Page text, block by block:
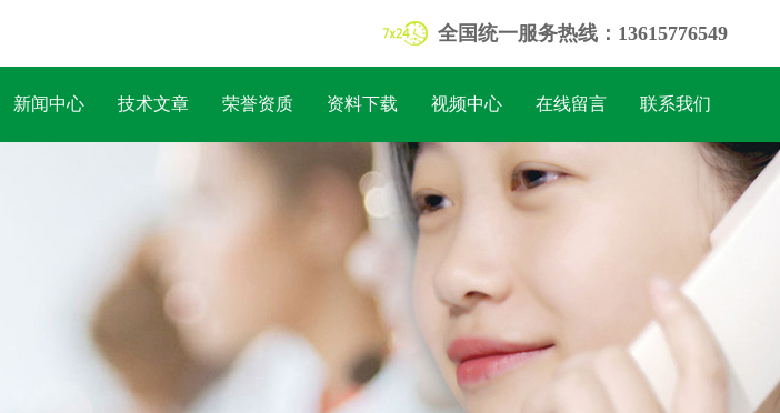
全国统一服务热线：13615776549
新闻中心 技术文章 荣誉资质 资料下载 视频中心 在线留言 联系我们